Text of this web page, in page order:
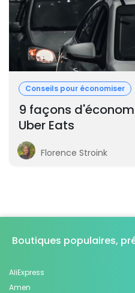
Conseils pour économiser
9 façons
Uber Eats
Florence Stroink
Boutiques populaires,
AliExpress
Amen